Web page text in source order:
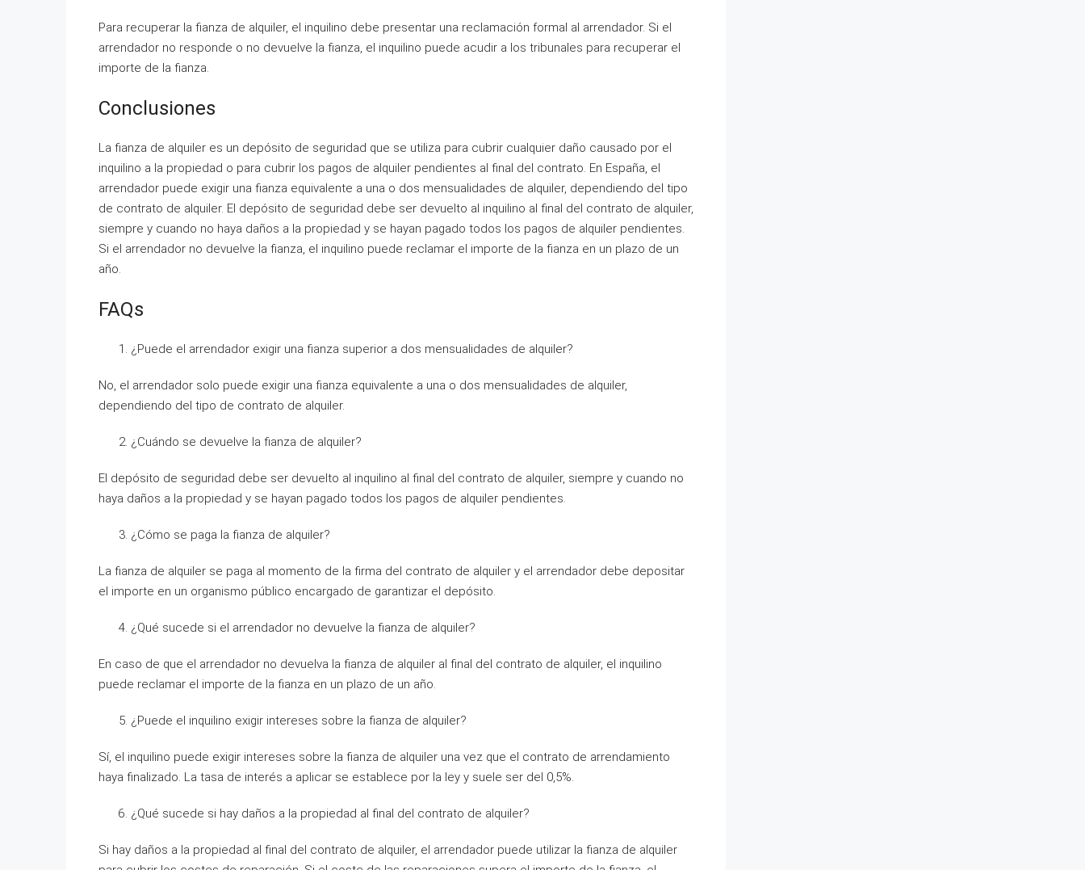
Para recuperar la fianza de alquiler, el inquilino debe presentar una reclamación formal al arrendador. Si el
arrendador no responde o no devuelve la fianza, el inquilino puede acudir a los tribunales para recuperar el
importe de la fianza.
Conclusiones
La fianza de alquiler es un depósito de seguridad que se utiliza para cubrir cualquier daño causado por el
inquilino a la propiedad o para cubrir los pagos de alquiler pendientes al final del contrato. En España, el
arrendador puede exigir una fianza equivalente a una o dos mensualidades de alquiler, dependiendo del tipo
de contrato de alquiler. El depósito de seguridad debe ser devuelto al inquilino al final del contrato de alquiler,
siempre y cuando no haya daños a la propiedad y se hayan pagado todos los pagos de alquiler pendientes.
Si el arrendador no devuelve la fianza, el inquilino puede reclamar el importe de la fianza en un plazo de un
año.
FAQs
¿Puede el arrendador exigir una fianza superior a dos mensualidades de alquiler?
No, el arrendador solo puede exigir una fianza equivalente a una o dos mensualidades de alquiler,
dependiendo del tipo de contrato de alquiler.
¿Cuándo se devuelve la fianza de alquiler?
El depósito de seguridad debe ser devuelto al inquilino al final del contrato de alquiler, siempre y cuando no
haya daños a la propiedad y se hayan pagado todos los pagos de alquiler pendientes.
¿Cómo se paga la fianza de alquiler?
La fianza de alquiler se paga al momento de la firma del contrato de alquiler y el arrendador debe depositar
el importe en un organismo público encargado de garantizar el depósito.
¿Qué sucede si el arrendador no devuelve la fianza de alquiler?
En caso de que el arrendador no devuelva la fianza de alquiler al final del contrato de alquiler, el inquilino
puede reclamar el importe de la fianza en un plazo de un año.
¿Puede el inquilino exigir intereses sobre la fianza de alquiler?
Sí, el inquilino puede exigir intereses sobre la fianza de alquiler una vez que el contrato de arrendamiento
haya finalizado. La tasa de interés a aplicar se establece por la ley y suele ser del 0,5%.
¿Qué sucede si hay daños a la propiedad al final del contrato de alquiler?
Si hay daños a la propiedad al final del contrato de alquiler, el arrendador puede utilizar la fianza de alquiler